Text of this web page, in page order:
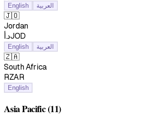
English العربية
🇯🇴
Jordan
د.أJOD
English العربية
🇿🇦
South Africa
RZAR
English
Asia Pacific(11)